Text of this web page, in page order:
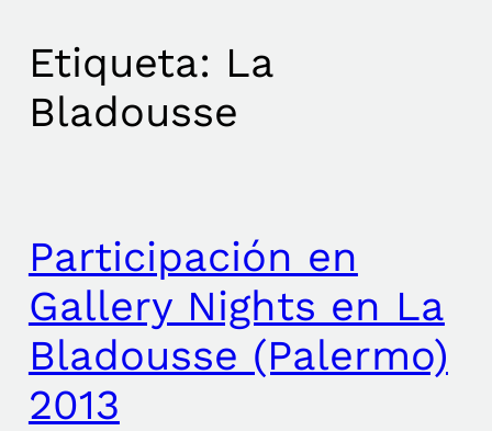
Etiqueta: La
Bladousse
Participación en
Gallery Nights en La
Bladousse (Palermo)
2013